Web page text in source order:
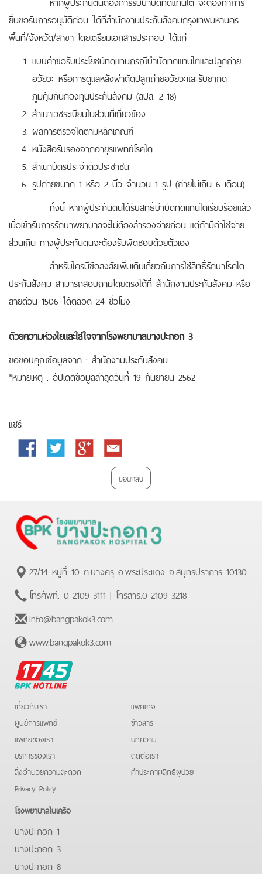
ยื่นขอรับการอนุมัติก่อน ได้ที่สำนักงานประกันสังคมกรุงเทพมหานคร
พื้นที่/จังหวัด/สาขา โดยเตรียมเอกสารประกอบ ได้แก่
แบบคำขอรับประโยชน์ทดแทนกรณีบำบัดทดแทนไตและปลูกถ่าย
อวัยวะ หรือการดูแลหลังผ่าตัดปลูกถ่ายอวัยวะและรับยากด
ภูมิคุ้มกันกองทุนประกันสังคม (สปส. 2-18)
สำเนาเวชระเบียนในส่วนที่เกี่ยวข้อง
ผลการตรวจไตตามหลักเกณฑ์
หนังสือรับรองจากอายุรแพทย์โรคไต
สำเนาบัตรประจำตัวประชาชน
รูปถ่ายขนาด 1 หรือ 2 นิ้ว จำนวน 1 รูป (ถ่ายไม่เกิน 6 เดือน)
ทั้งนี้ หากผู้ประกันตนได้รับสิทธิ์บำบัดทดแทนไตเรียบร้อยแล้ว
เมื่อเข้ารับการรักษาพยาบาลจะไม่ต้องสำรองจ่ายก่อน แต่ถ้ามีค่าใช้จ่าย
ส่วนเกิน ทางผู้ประกันตนจะต้องรับผิดชอบด้วยตัวเอง
สำหรับใครมีข้อสงสัยเพิ่มเติมเกี่ยวกับการใช้สิทธิ์รักษาโรคไต
ประกันสังคม สามารถสอบถามโดยตรงได้ที่ สำนักงานประกันสังคม หรือ
สายด่วน 1506 ได้ตลอด 24 ชั่วโมง
ด้วยความห่วงใยและใส่ใจจากโรงพยาบาลบางปะกอก 3
ขอขอบคุณข้อมูลจาก : สำนักงานประกันสังคม
*หมายเหตุ : อัปเดตข้อมูลล่าสุดวันที่ 19 กันยายน 2562
แชร์
Facebook Twitter
Google
Email
ย้อนกลับ
27/14 หมู่ที่ 10 ต.บางครุ อ.พระประแดง จ.สมุทรปราการ 10130
โทรศัพท์. 0-2109-3111 | โทรสาร.0-2109-3218
info@bangpakok3.com
www.bangpakok3.com
BPK
Hotline
เกี่ยวกับเรา
ศูนย์การแพทย์
แพทย์ของเรา
บริการของเรา
สิ่งอำนวยความสะดวก
Privacy Policy
แพคเกจ
ข่าวสาร
บทความ
ติดต่อเรา
คําประกาศสิทธิผู้ป่วย
โรงพยาบาลในเครือ
บางปะกอก 1
บางปะกอก 3
บางปะกอก 8